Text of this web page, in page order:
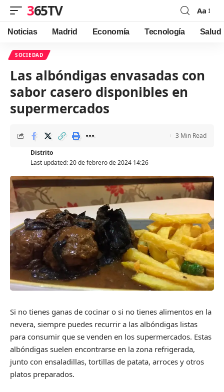
365TV
Font
Resizer
Aa
Noticias Madrid Economía Tecnología Salud
SOCIEDAD
Las albóndigas envasadas con
sabor casero disponibles en
supermercados
Last updated: 20 de febrero de 2024 14:26
Distrito
3 Min Read
Si no tienes ganas de cocinar o si no tienes alimentos en la
nevera, siempre puedes recurrir a las albóndigas listas
para consumir que se venden en los supermercados. Estas
albóndigas suelen encontrarse en la zona refrigerada,
junto con ensaladillas, tortillas de patata, arroces y otros
platos preparados.